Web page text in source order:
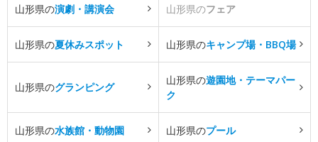
山形県の演劇・講演会 山形県のフェア
山形県の夏休みスポット 山形県のキャンプ場・BBQ場
山形県のグランピング
山形県の遊園地・テーマパー
ク
山形県の水族館・動物園 山形県のプール